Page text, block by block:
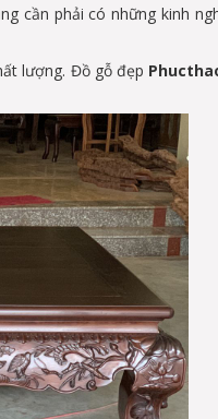
cần phải có những kinh
lượng. Đồ gỗ đẹp